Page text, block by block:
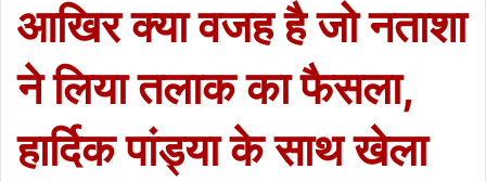
आखिर क्या वजह है जो नताशा
ने लिया तलाक का फैसला,
हार्दिक पांड्या के साथ खेला